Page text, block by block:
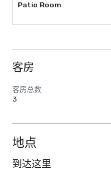
Patio Room
客房
客房总数
3
地点
到达这里